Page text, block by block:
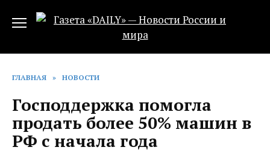
ГЛАВНАЯ » НОВОСТИ
Господдержка помогла
продать более 50% машин в
РФ с начала года‍